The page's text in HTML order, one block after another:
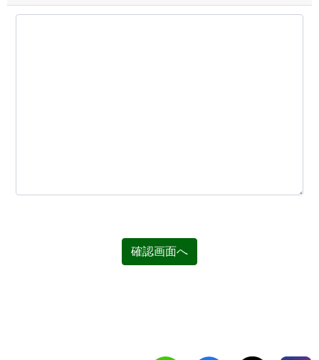
確認画面へ